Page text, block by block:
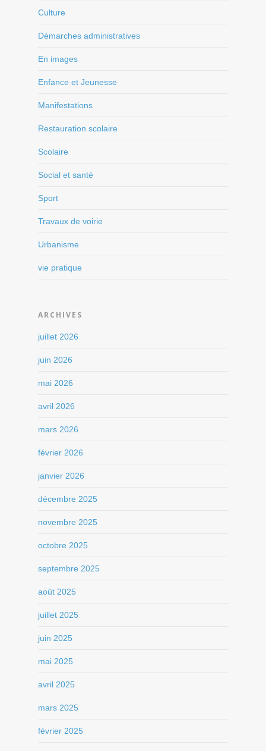
Culture
Démarches administratives
En images
Enfance et Jeunesse
Manifestations
Restauration scolaire
Scolaire
Social et santé
Sport
Travaux de voirie
Urbanisme
vie pratique
ARCHIVES
juillet 2026
juin 2026
mai 2026
avril 2026
mars 2026
février 2026
janvier 2026
décembre 2025
novembre 2025
octobre 2025
septembre 2025
août 2025
juillet 2025
juin 2025
mai 2025
avril 2025
mars 2025
février 2025